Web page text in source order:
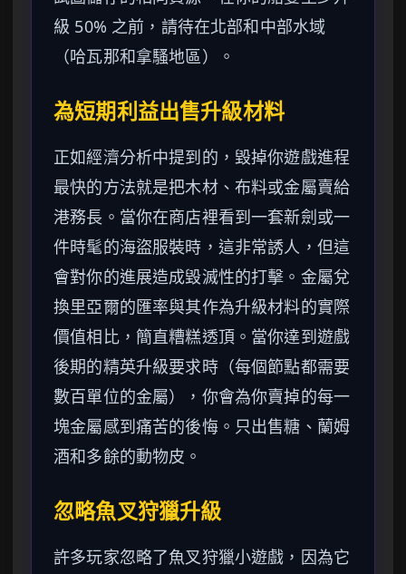
級 50% 之前，請待在北部和中部水域
（哈瓦那和拿騷地區）。
為短期利益出售升級材料
正如經濟分析中提到的，毀掉你遊戲進程
最快的方法就是把木材、布料或金屬賣給
港務長。當你在商店裡看到一套新劍或一
件時髦的海盜服裝時，這非常誘人，但這
會對你的進展造成毀滅性的打擊。金屬兌
換里亞爾的匯率與其作為升級材料的實際
價值相比，簡直糟糕透頂。當你達到遊戲
後期的精英升級要求時（每個節點都需要
數百單位的金屬），你會為你賣掉的每一
塊金屬感到痛苦的後悔。只出售糖、蘭姆
酒和多餘的動物皮。
忽略魚叉狩獵升級
許多玩家忽略了魚叉狩獵小遊戲，因為它